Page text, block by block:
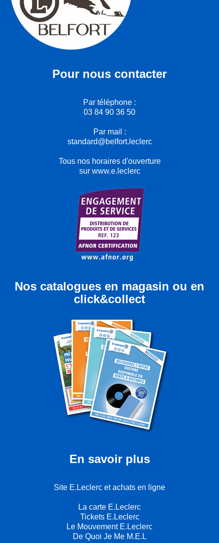
Pour nous contacter
Par téléphone :
03 84 90 36 50
Par mail :
standard@belfort.leclerc
Tous nos horaires d'ouverture
sur www.e.leclerc
Nos catalogues en magasin ou en
click&collect
En savoir plus
Site E.Leclerc et achats en ligne
La carte E.Leclerc
Tickets E.Leclerc
Le Mouvement E.Leclerc
De Quoi Je Me M.E.L